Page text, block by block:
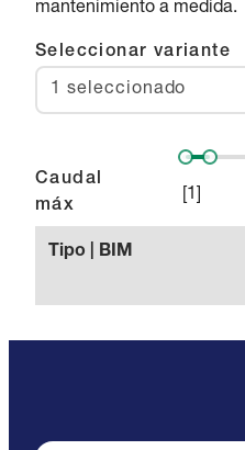
mantenimiento a medida.
Seleccionar variante
1 seleccionado
Caudal
máx
1
Tipo | BIM